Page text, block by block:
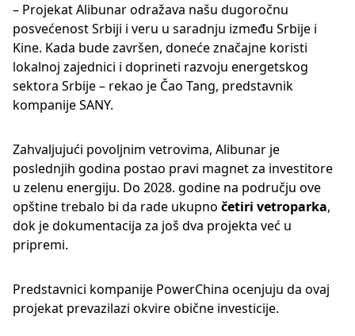
– Projekat Alibunar odražava našu dugoročnu
posvećenost Srbiji i veru u saradnju između Srbije i
Kine. Kada bude završen, doneće značajne koristi
lokalnoj zajednici i doprineti razvoju energetskog
sektora Srbije – rekao je Čao Tang, predstavnik
kompanije SANY.
Zahvaljujući povoljnim vetrovima, Alibunar je
poslednjih godina postao pravi magnet za investitore
u zelenu energiju. Do 2028. godine na području ove
opštine trebalo bi da rade ukupno četiri vetroparka,
dok je dokumentacija za još dva projekta već u
pripremi.
Predstavnici kompanije PowerChina ocenjuju da ovaj
projekat prevazilazi okvire obične investicije.